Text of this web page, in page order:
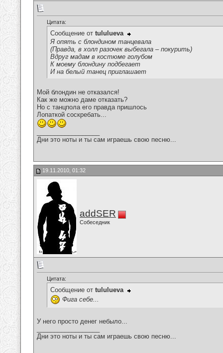
Цитата:
Сообщение от tululueva
Я опять с блондином танцевала
(Правда, в холл разочек выбегала – покурить)
Вдруг мадам в костюме голубом
К моему блондину подбегает
И на белый танец приглашает
Мой блондин не отказался!
Как же можно даме отказать?
Но с танцпола его правда пришлось
Лопаткой соскребать...
Дни это ноты и ты сам играешь свою песню...
19.11.2010, 01:32
addSER
Собеседник
Цитата:
Сообщение от tululueva
Фига себе...
У него просто денег небыло...
Дни это ноты и ты сам играешь свою песню...